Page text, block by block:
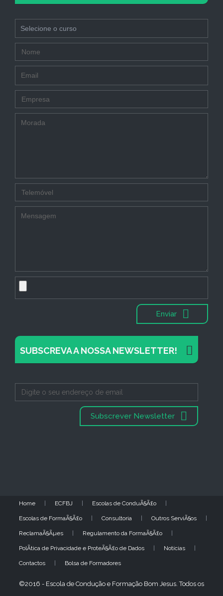
Enviar
SUBSCREVA A NOSSA NEWSLETTER!
Subscrever Newsletter
Home ECFBJ Escolas de ConduÃ§Ã£o
Escolas de FormaÃ§Ã£o Consultoria Outros ServiÃ§os
ReclamaÃ§Ãµes Regulamento da FormaÃ§Ã£o
PolÃ­tica de Privacidade e ProteÃ§Ã£o de Dados Notícias
Contactos Bolsa de Formadores
©2016 - Escola de Condução e Formação Bom Jesus. Todos os